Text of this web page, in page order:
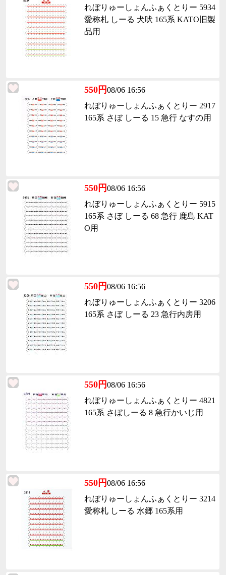
れぼりゅーしょんふぁくとりー 5934
愛称札 しーる 犬吠 165系 KATO旧製
品用
550円08/06 16:56
れぼりゅーしょんふぁくとりー 2917
165系 さぼ しーる 15 急行 なすの用
550円08/06 16:56
れぼりゅーしょんふぁくとりー 5915
165系 さぼ しーる 68 急行 鹿島 KAT
O用
550円08/06 16:56
れぼりゅーしょんふぁくとりー 3206
165系 さぼ しーる 23 急行内房用
550円08/06 16:56
れぼりゅーしょんふぁくとりー 4821
165系 さぼしーる 8 急行かいじ用
550円08/06 16:56
れぼりゅーしょんふぁくとりー 3214
愛称札 しーる 水郷 165系用